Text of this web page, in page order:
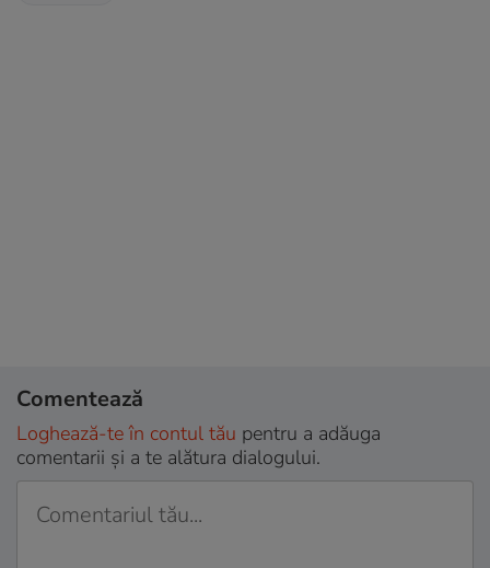
Comentează
Loghează-te în contul tău pentru a adăuga
comentarii și a te alătura dialogului.